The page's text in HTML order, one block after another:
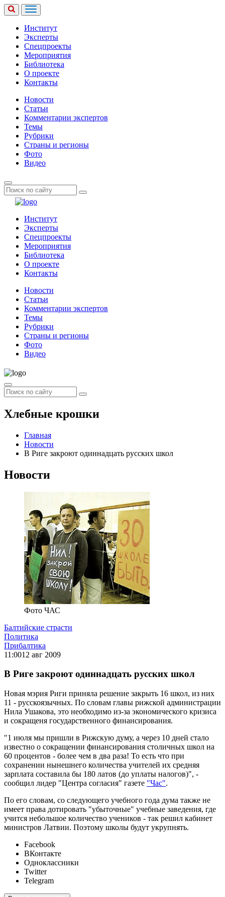
Институт
Эксперты
Спецпроекты
Мероприятия
Библиотека
О проекте
Контакты
Новости
Статьи
Комментарии экспертов
Темы
Рубрики
Страны и регионы
Фото
Видео
Институт
Эксперты
Спецпроекты
Мероприятия
Библиотека
О проекте
Контакты
Новости
Статьи
Комментарии экспертов
Темы
Рубрики
Страны и регионы
Фото
Видео
Хлебные крошки
Главная
Новости
В Риге закроют одиннадцать русских школ
Новости
Фото ЧАС
Балтийские страсти
Политика
Прибалтика
11:0012 авг 2009
В Риге закроют одиннадцать русских школ
Новая мэрия Риги приняла решение закрыть 16 школ, из них
11 - русскоязычных. По словам главы рижской администрации
Нила Ушакова, это необходимо из-за экономического кризиса
и сокращеня государственного финансирования.
"1 июля мы пришли в Рижскую думу, а через 10 дней стало
известно о сокращении финансирования столичных школ на
60 процентов - более чем в два раза! То есть что при
сохранении нынешнего количества учителей их средняя
зарплата составила бы 180 латов (до уплаты налогов)", -
сообщил лидер "Центра согласия" газете "Час".
По его словам, со следующего учебного года дума также не
имеет права дотировать "убыточные" учебные заведения, где
учится небольшое количество учеников - так решил кабинет
министров Латвии. Поэтому школы будут укрупнять.
Facebook
ВКонтакте
Одноклассники
Twitter
Telegram